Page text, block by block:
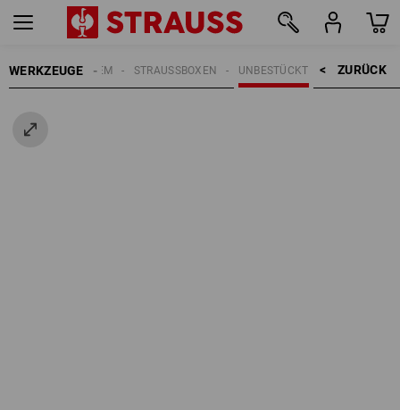
WERKZEUGE ZURÜCK    >
UNBESTÜCKT
STRAUSSBOXEN
STRAUSSBOX SYSTEM